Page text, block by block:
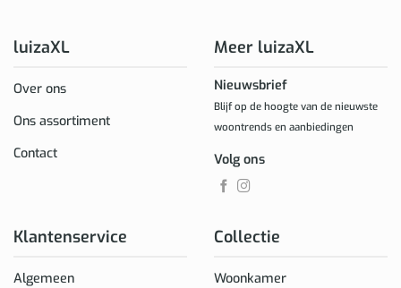
luizaXL
Over ons
Ons assortiment
Contact
Klantenservice
Algemeen
Collectie
Woonkamer
Meer luizaXL
Nieuwsbrief
Blijf op de hoogte van de nieuwste
woontrends en aanbiedingen
Volg ons